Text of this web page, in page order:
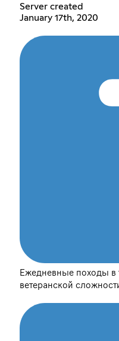
Server created
January 17th, 2020
Ежедневные походы
ветеранской